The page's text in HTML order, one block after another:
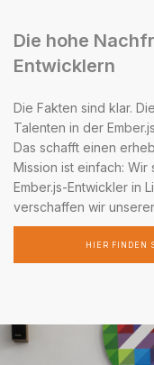
Die hohe
Entwicklern
Die Fakten sind klar.
Talenten in der
Das schafft einen
Mission ist einfach:
Ember.js-Entwickler in
verschaffen wir
HIER FINDEN